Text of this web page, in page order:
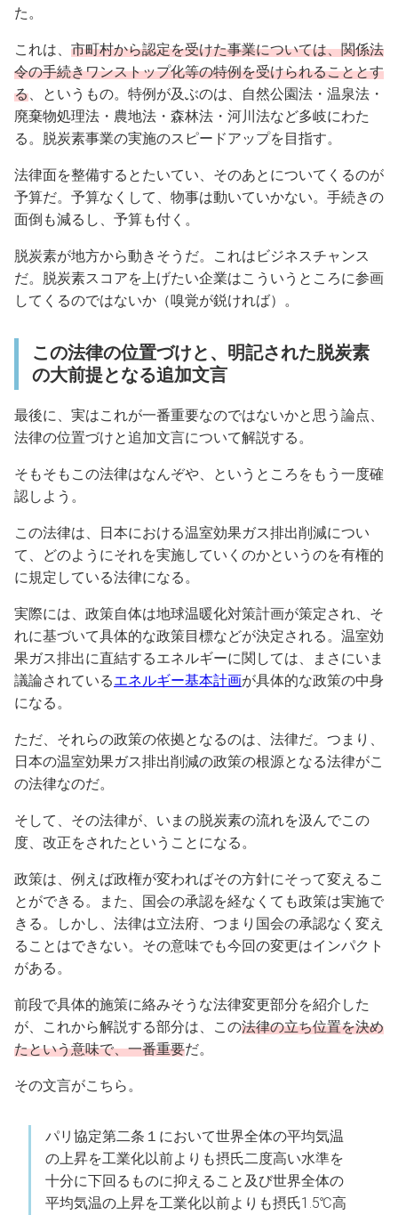
た。
これは、 市町村から認定を受けた事業については、関係法
令の手続きワンストップ化等の特例を受けられることとす
る 、というもの。特例が及ぶのは、自然公園法・温泉法・
廃棄物処理法・農地法・森林法・河川法など多岐にわた
る。脱炭素事業の実施のスピードアップを目指す。
法律面を整備するとたいてい、そのあとについてくるのが
予算だ。予算なくして、物事は動いていかない。手続きの
面倒も減るし、予算も付く。
脱炭素が地方から動きそうだ。これはビジネスチャンス
だ。脱炭素スコアを上げたい企業はこういうところに参画
してくるのではないか（嗅覚が鋭ければ）。
この法律の位置づけと、明記された脱炭素
の大前提となる追加文言
最後に、実はこれが一番重要なのではないかと思う論点、
法律の位置づけと追加文言について解説する。
そもそもこの法律はなんぞや、というところをもう一度確
認しよう。
この法律は、日本における温室効果ガス排出削減につい
て、どのようにそれを実施していくのかというのを有権的
に規定している法律になる。
実際には、政策自体は地球温暖化対策計画が策定され、そ
れに基づいて具体的な政策目標などが決定される。温室効
果ガス排出に直結するエネルギーに関しては、まさにいま
議論されているエネルギー基本計画が具体的な政策の中身
になる。
ただ、それらの政策の依拠となるのは、法律だ。つまり、
日本の温室効果ガス排出削減の政策の根源となる法律がこ
の法律なのだ。
そして、その法律が、いまの脱炭素の流れを汲んでこの
度、改正をされたということになる。
政策は、例えば政権が変わればその方針にそって変えるこ
とができる。また、国会の承認を経なくても政策は実施で
きる。しかし、法律は立法府、つまり国会の承認なく変え
ることはできない。その意味でも今回の変更はインパクト
がある。
前段で具体的施策に絡みそうな法律変更部分を紹介した
が、これから解説する部分は、この法律の立ち位置を決め
たという意味で、一番重要だ。
その文言がこちら。
パリ協定第二条１において世界全体の平均気温
の上昇を工業化以前よりも摂氏二度高い水準を
十分に下回るものに抑えること及び世界全体の
平均気温の上昇を工業化以前よりも摂氏1.5℃高